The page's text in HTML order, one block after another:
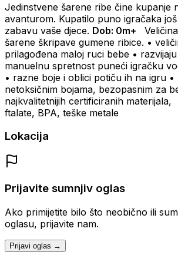
Jedinstvene šarene ribe čine kupanje
avanturom. Kupatilo puno igračaka
zabavu vaše djece. Dob: 0m+
šarene škripave gumene ribice. •
prilagođena maloj ruci bebe •
manuelnu spretnost puneći igračku
• razne boje i oblici potiču ih na igru •
netoksičnim bojama, bezopasnim za
najkvalitetnijih certificiranih materijala,
ftalate, BPA, teške metale
Lokacija
Prijavite sumnjiv oglas
Ako primijetite bilo što neobično ili
oglasu, prijavite nam.
Prijavi oglas →